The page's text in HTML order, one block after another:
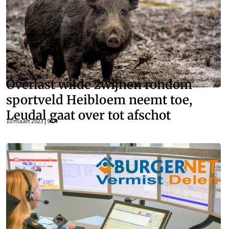
Overlast wilde zwijnen rondom
sportveld Heibloem neemt toe,
Leudal gaat over tot afschot
10 maart 2023 | 9:04